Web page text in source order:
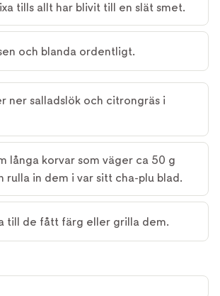
tills allt har blivit till en slät smet.
och blanda ordentligt.
ner salladslök och citrongräs i
långa korvar som väger ca 50 g
rulla in dem i var sitt cha-plu blad.
till de fått färg eller grilla dem.